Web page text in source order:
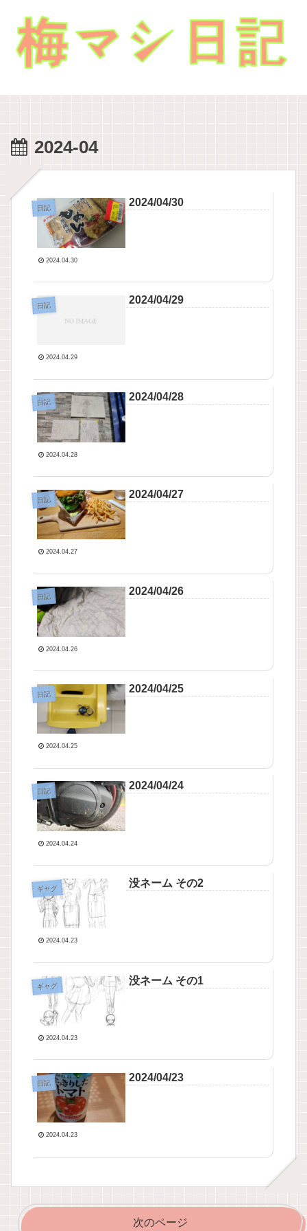
2024-04
日記 2024/04/30
2024.04.30
日記 2024/04/29
2024.04.29
日記 2024/04/28
2024.04.28
日記 2024/04/27
2024.04.27
日記 2024/04/26
2024.04.26
日記 2024/04/25
2024.04.25
日記 2024/04/24
2024.04.24
ギャグ 没ネーム その2
2024.04.23
ギャグ 没ネーム その1
2024.04.23
日記 2024/04/23
2024.04.23
次のページ